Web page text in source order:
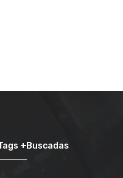
+Buscadas